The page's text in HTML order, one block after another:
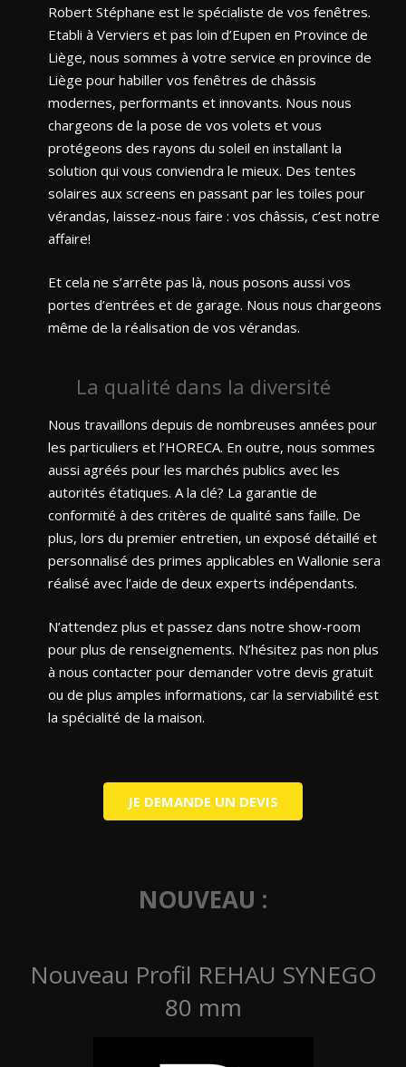
Robert Stéphane est le spécialiste de vos fenêtres.
Etabli à Verviers et pas loin d’Eupen en Province de
Liège, nous sommes à votre service en province de
Liège pour habiller vos fenêtres de châssis
modernes, performants et innovants. Nous nous
chargeons de la pose de vos volets et vous
protégeons des rayons du soleil en installant la
solution qui vous conviendra le mieux. Des tentes
solaires aux screens en passant par les toiles pour
vérandas, laissez-nous faire : vos châssis, c’est notre
affaire!
Et cela ne s’arrête pas là, nous posons aussi vos
portes d’entrées et de garage. Nous nous chargeons
même de la réalisation de vos vérandas.
La qualité dans la diversité
Nous travaillons depuis de nombreuses années pour
les particuliers et l’HORECA. En outre, nous sommes
aussi agréés pour les marchés publics avec les
autorités étatiques. A la clé? La garantie de
conformité à des critères de qualité sans faille. De
plus, lors du premier entretien, un exposé détaillé et
personnalisé des primes applicables en Wallonie sera
réalisé avec l’aide de deux experts indépendants.
N’attendez plus et passez dans notre show-room
pour plus de renseignements. N’hésitez pas non plus
à nous contacter pour demander votre devis gratuit
ou de plus amples informations, car la serviabilité est
la spécialité de la maison.
JE DEMANDE UN DEVIS
NOUVEAU :
Nouveau Profil REHAU SYNEGO
80 mm